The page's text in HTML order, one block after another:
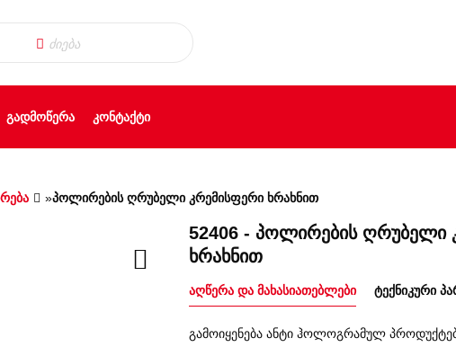
ᲒᲐᲓᲛᲝᲬᲔᲠᲐ ᲙᲝᲜᲢᲐᲥᲢᲘ
»პოლირების ღრუბელი კრემისფერი ხრახნით
52406 - პოლირების ღრუბელი
ხრახნით
აღწერა და მახასიათებლები ტექნიკური
გამოიყენება ანტი ჰოლოგრამულ